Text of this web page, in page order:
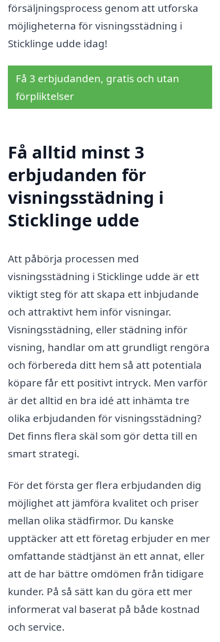
försäljningsprocess genom att utforska
möjligheterna för visningsstädning i
Sticklinge udde idag!
Få 3 erbjudanden, gratis och utan
förpliktelser
Få alltid minst 3
erbjudanden för
visningsstädning i
Sticklinge udde
Att påbörja processen med
visningsstädning i Sticklinge udde är ett
viktigt steg för att skapa ett inbjudande
och attraktivt hem inför visningar.
Visningsstädning, eller städning inför
visning, handlar om att grundligt rengöra
och förbereda ditt hem så att potentiala
köpare får ett positivt intryck. Men varför
är det alltid en bra idé att inhämta tre
olika erbjudanden för visningsstädning?
Det finns flera skäl som gör detta till en
smart strategi.
För det första ger flera erbjudanden dig
möjlighet att jämföra kvalitet och priser
mellan olika städfirmor. Du kanske
upptäcker att ett företag erbjuder en mer
omfattande städtjänst än ett annat, eller
att de har bättre omdömen från tidigare
kunder. På så sätt kan du göra ett mer
informerat val baserat på både kostnad
och service.